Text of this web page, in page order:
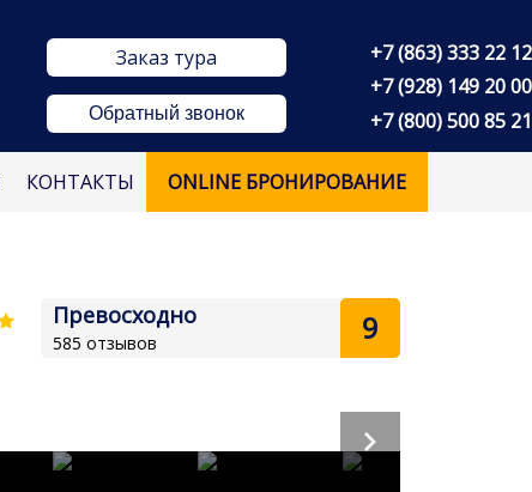
Заказ тура
Обратный звонок
+7 (863) 333 22 12
+7 (928) 149 20 00
+7 (800) 500 85 21
КОНТАКТЫ ONLINE БРОНИРОВАНИЕ
Превосходно
585 отзывов 9